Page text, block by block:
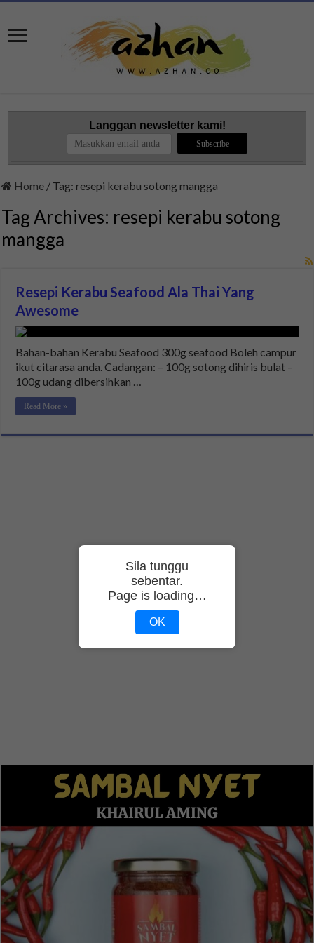
Langgan newsletter kami!
Home / Tag:resepi kerabu sotong mangga
Tag Archives: resepi kerabu sotong
mangga
Resepi Kerabu Seafood Ala Thai Yang
Awesome
Bahan-bahan Kerabu Seafood 300g seafood Boleh campur
ikut citarasa anda. Cadangan: – 100g sotong dihiris bulat –
100g udang dibersihkan …
Read More »
Sila tunggu
sebentar.
Page is loading…
OK